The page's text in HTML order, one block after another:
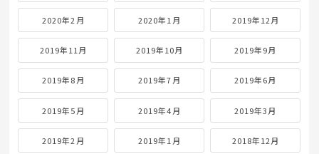
2020年2月 2020年1月 2019年12月
2019年11月 2019年10月 2019年9月
2019年8月 2019年7月 2019年6月
2019年5月 2019年4月 2019年3月
2019年2月 2019年1月 2018年12月